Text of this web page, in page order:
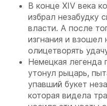
В конце ХIV века
избрал незабудку
власти. А после
изгнания и взошел
олицетворять
Немецкая легенда
утонул рыцарь,
упавший букет
которая видела